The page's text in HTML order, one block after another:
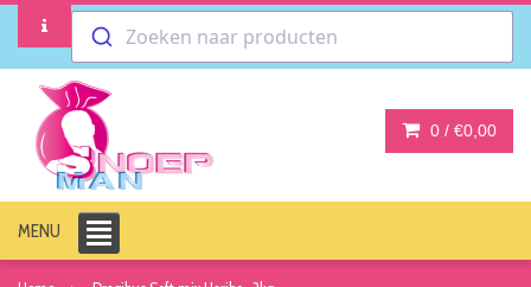
Zoeken naar producten
0 / €0,00
MENU